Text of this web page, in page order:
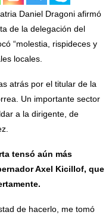
Daniel Dragoni afirmó
de la delegación del
“molestia, rispideces y
locales.
atrás por el titular de la
Un importante sector
a la dirigente, de
tensó aún más
Axel Kicillof, que
de hacerlo, me tomó